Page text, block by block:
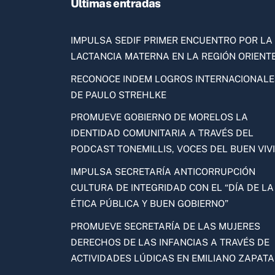
Ultimas entradas
IMPULSA SEDIF PRIMER ENCUENTRO POR LA
LACTANCIA MATERNA EN LA REGIÓN
RECONOCE INDEM LOGROS
DE PAULO STREHLKE
PROMUEVE GOBIERNO DE MORELOS LA
IDENTIDAD COMUNITARIA A TRAVÉS DEL
PODCAST TONEMILLIS, VOCES DEL BUEN
IMPULSA SECRETARÍA ANTICORRUPCIÓN
CULTURA DE INTEGRIDAD CON EL “DÍA DE LA
ÉTICA PÚBLICA Y BUEN GOBIERNO”
PROMUEVE SECRETARÍA DE LAS MUJERES
DERECHOS DE LAS INFANCIAS A TRAVÉS DE
ACTIVIDADES LÚDICAS EN EMILIANO ZAPATA